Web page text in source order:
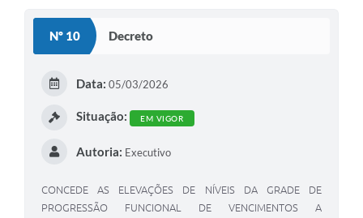
Nº 10 Decreto
Data: 05/03/2026
Situação: EM VIGOR
Autoria: Executivo
CONCEDE AS ELEVAÇÕES DE NÍVEIS DA GRADE DE
PROGRESSÃO FUNCIONAL DE VENCIMENTOS A